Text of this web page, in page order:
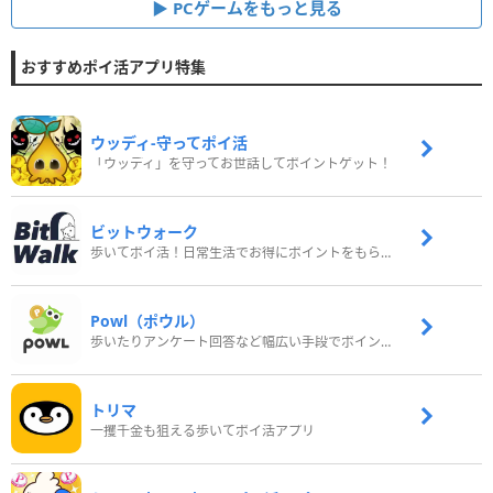
PCゲームをもっと見る
おすすめポイ活アプリ特集
ウッディ‐守ってポイ活
「ウッディ」を守ってお世話してポイントゲット！
ビットウォーク
歩いてポイ活！日常生活でお得にポイントをもらおう
Powl（ポウル）
歩いたりアンケート回答など幅広い手段でポイントをゲット
トリマ
一攫千金も狙える歩いてポイ活アプリ